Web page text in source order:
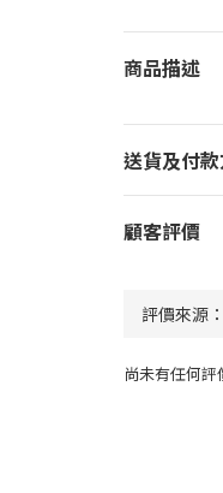
商品描述
送貨及付
顧客評價
尚未有任何評